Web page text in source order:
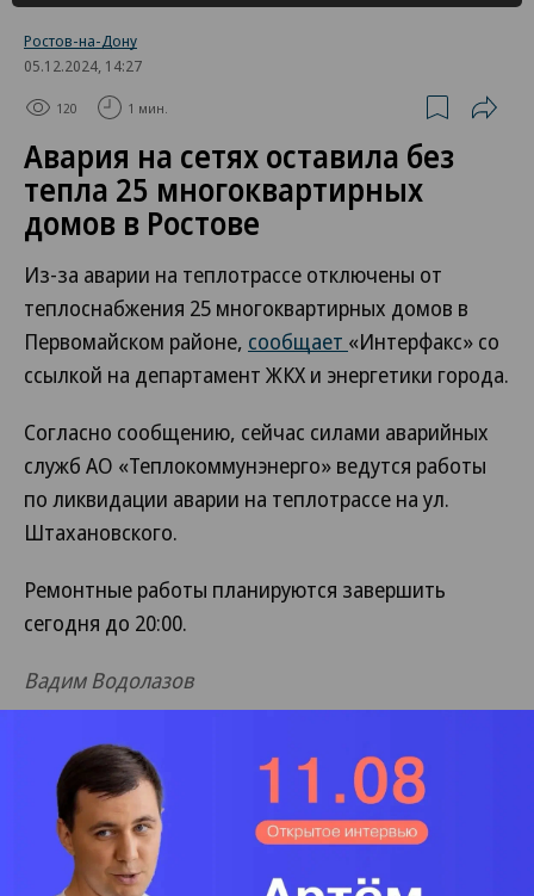
Ростов-на-Дону
05.12.2024, 14:27
120 1 мин.
Авария на сетях оставила без
тепла 25 многоквартирных
домов в Ростове
Из-за аварии на теплотрассе отключены от
теплоснабжения 25 многоквартирных домов в
Первомайском районе, сообщает «Интерфакс» со
ссылкой на департамент ЖКХ и энергетики города.
Согласно сообщению, сейчас силами аварийных
служб АО «Теплокоммунэнерго» ведутся работы
по ликвидации аварии на теплотрассе на ул.
Штахановского.
Ремонтные работы планируются завершить
сегодня до 20:00.
Вадим Водолазов
Читайте нас в Телеграме